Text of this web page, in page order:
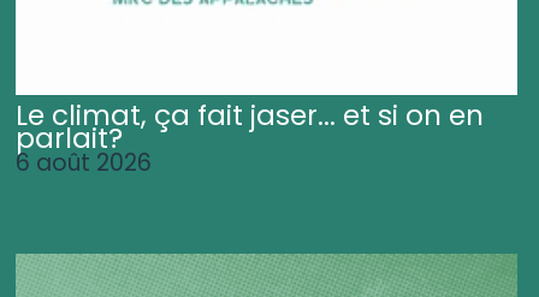
Le climat, ça fait jaser... et si on en
parlait?
6 août 2026